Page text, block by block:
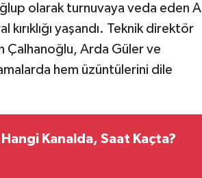
olarak turnuvaya veda eden A
kırıklığı yaşandı. Teknik direktör
Çalhanoğlu, Arda Güler ve
hem üzüntülerini dile
Kanalda, Saat Kaçta?